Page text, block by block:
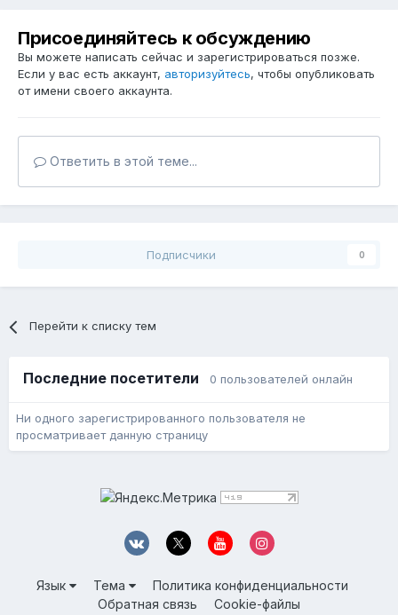
Присоединяйтесь к обсуждению
Вы можете написать сейчас и зарегистрироваться позже.
Если у вас есть аккаунт, авторизуйтесь, чтобы опубликовать
от имени своего аккаунта.
Ответить в этой теме...
Подписчики 0
Перейти к списку тем
Последние посетители 0 пользователей онлайн
Ни одного зарегистрированного пользователя не
просматривает данную страницу
Язык Тема
Политика конфиденциальности
Обратная связь
Cookie-файлы